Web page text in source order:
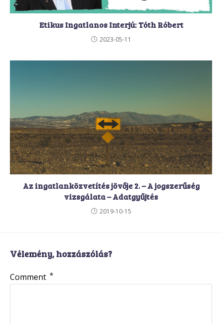
Etikus Ingatlanos Interjú: Tóth Róbert
2023-05-11
Az ingatlanközvetítés jövője 2. – A jogszerűség
vizsgálata – Adatgyűjtés
2019-10-15
Vélemény, hozzászólás?
Comment *